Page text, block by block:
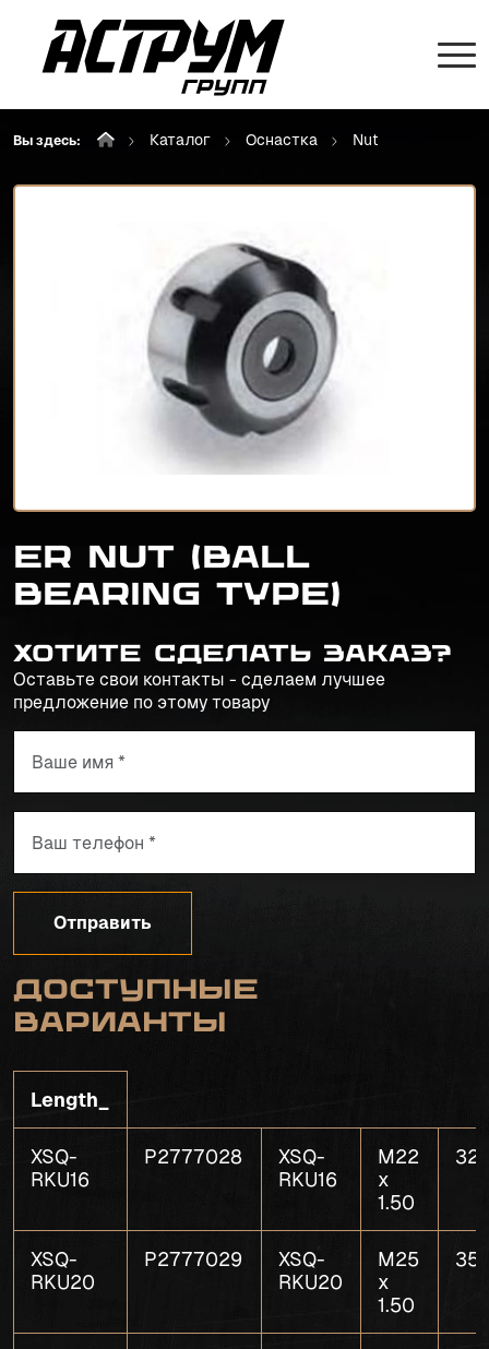
Вы здесь: Каталог Оснастка Nut
ER NUT (Ball
Bearing Type)
Хотите сделать заказ?
Оставьте свои контакты - сделаем лучшее
предложение по этому товару
Отправить
Доступные
варианты
Length_
XSQ-
RKU16
P2777028
XSQ-
RKU16
M22
x
1.50
XSQ-
RKU20
P2777029
XSQ-
RKU20
M25
x
1.50